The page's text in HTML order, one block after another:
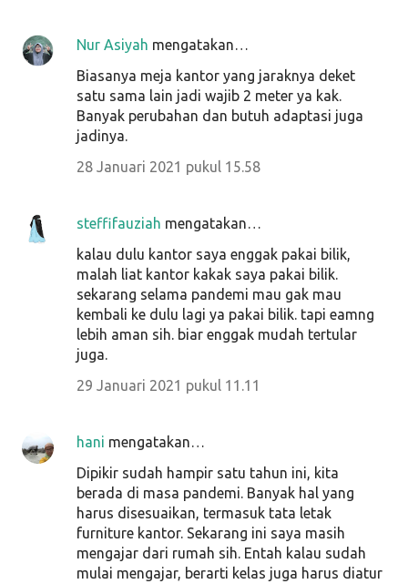
Nur Asiyah mengatakan…
Biasanya meja kantor yang jaraknya deket
satu sama lain jadi wajib 2 meter ya kak.
Banyak perubahan dan butuh adaptasi juga
jadinya.
28 Januari 2021 pukul 15.58
steffifauziah mengatakan…
kalau dulu kantor saya enggak pakai bilik,
malah liat kantor kakak saya pakai bilik.
sekarang selama pandemi mau gak mau
kembali ke dulu lagi ya pakai bilik. tapi eamng
lebih aman sih. biar enggak mudah tertular
juga.
29 Januari 2021 pukul 11.11
hani mengatakan…
Dipikir sudah hampir satu tahun ini, kita
berada di masa pandemi. Banyak hal yang
harus disesuaikan, termasuk tata letak
furniture kantor. Sekarang ini saya masih
mengajar dari rumah sih. Entah kalau sudah
mulai mengajar, berarti kelas juga harus diatur